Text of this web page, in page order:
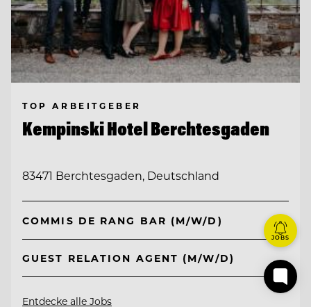
TOP ARBEITGEBER
Kempinski Hotel Berchtesgaden
83471 Berchtesgaden, Deutschland
COMMIS DE RANG BAR (M/W/D)
GUEST RELATION AGENT (M/W/D)
Entdecke alle Jobs
JOBS